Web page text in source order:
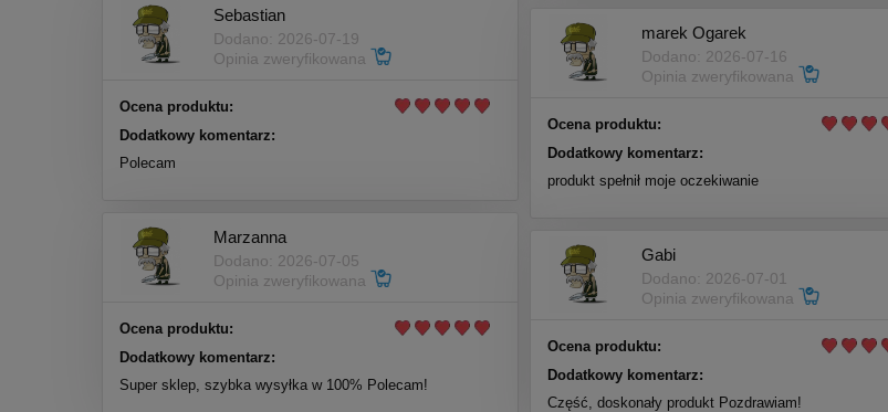
Sebastian
Dodano: 2026-07-19
Opinia zweryfikowana
Ocena produktu:
Dodatkowy komentarz:
Polecam
marek Ogarek
Dodano: 2026-07-16
Opinia zweryfikowana
Ocena produktu:
Dodatkowy komentarz:
produkt spełnił moje oczekiwanie
Marzanna
Dodano: 2026-07-05
Opinia zweryfikowana
Ocena produktu:
Dodatkowy komentarz:
Super sklep, szybka wysyłka w 100% Polecam!
Gabi
Dodano: 2026-07-01
Opinia zweryfikowana
Ocena produktu:
Dodatkowy komentarz:
Część, doskonały produkt Pozdrawiam!